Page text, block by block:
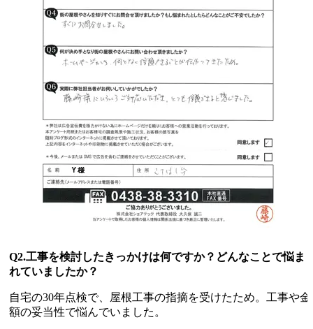
Q2.工事を検討したきっかけは何ですか？どんなことで悩ま
れていましたか？
自宅の30年点検で、屋根工事の指摘を受けたため。工事や金
額の妥当性で悩んでいました。